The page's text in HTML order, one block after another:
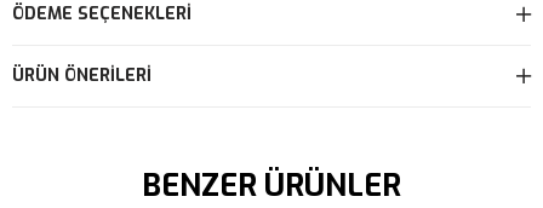
ÖDEME SEÇENEKLERI
ÜRÜN ÖNERILERI
BENZER ÜRÜNLER